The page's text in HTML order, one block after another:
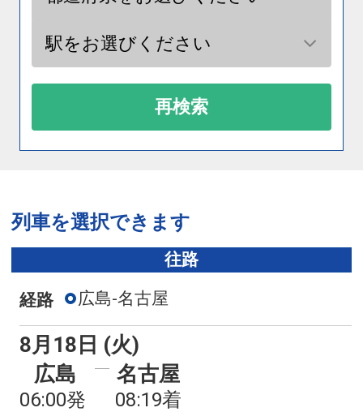
再検索
列車を選択できます
往路
経路 広島-名古屋
8月18日 (火)
広島
06:00発
名古屋
08:19着